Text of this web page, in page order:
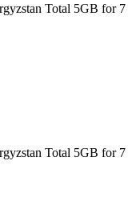
Total 5GB for 7
Total 5GB for 7